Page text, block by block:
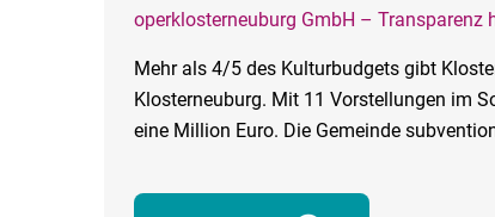
operklosterneuburg GmbH – Transparenz
Mehr als 4/5 des Kulturbudgets gibt
Klosterneuburg. Mit 11 Vorstellungen im
eine Million Euro. Die Gemeinde